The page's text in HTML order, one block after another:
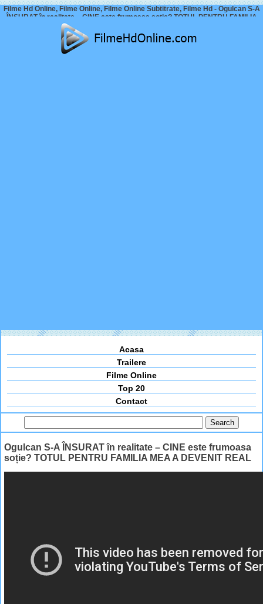
Filme Hd Online, Filme Online, Filme Online Subtitrate, Filme Hd - Ogulcan S-A
ÎNSURAT în realitate – CINE este frumoasa soție? TOTUL PENTRU FAMILIA
Acasa
Trailere
Filme Online
Top 20
Contact
Ogulcan S-A ÎNSURAT în realitate – CINE este frumoasa
soție? TOTUL PENTRU FAMILIA MEA A DEVENIT REAL